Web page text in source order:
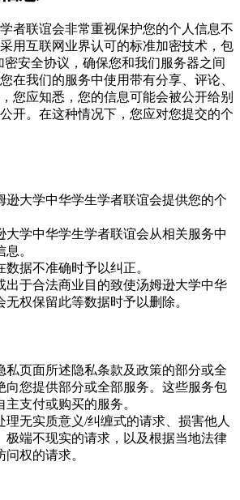
者联谊会非常重视保护您的个人信息不
用互联网业界认可的标准加密技术，包
密安全协议，确保您和我们服务器之间
在我们的服务中使用带有分享、评论、
您应知悉，您的信息可能会被公开给别
开。在这种情况下，您应对您提交的个
逊大学中华学生学者联谊会提供您的个
大学中华学生学者联谊会从相关服务中
。
据不准确时予以纠正。
出于合法商业目的致使汤姆逊大学中华
无权保留此等数据时予以删除。
私页面所述隐私条款及政策的部分或全
向您提供部分或全部服务。这些服务包
支付或购买的服务。
理无实质意义/纠缠式的请求、损害他人
极端不现实的请求，以及根据当地法律
权的请求。